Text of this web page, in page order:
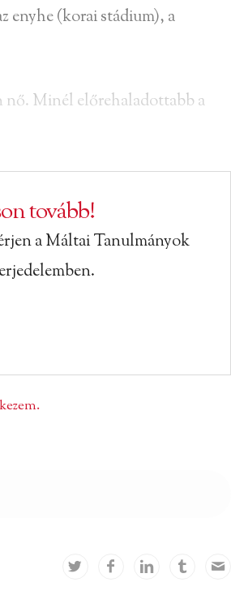
enyhe (korai stádium), a
nő. Minél előrehaladottabb a
tovább!
a Máltai Tanulmányok